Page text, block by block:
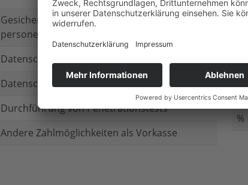
Gesicherte Verbindung bei
personenbezogenen Daten
Datenschutzerklärung
Datenschutzerklärung im Internet
Durchführung von Penetrationstests
Andere Zahlmöglichkeiten als Vorkasse
%